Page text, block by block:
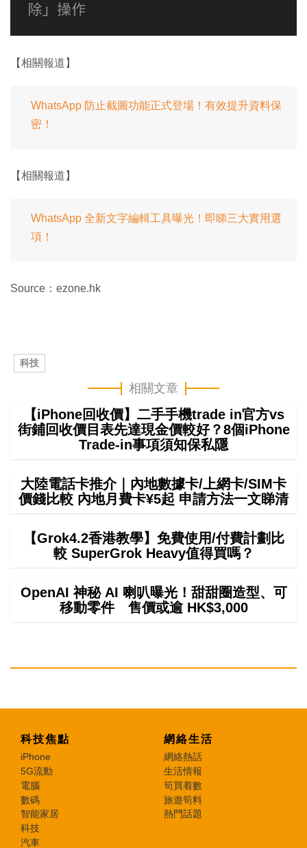
【相關報道】
WhatsApp 防止截圖功能正式登場！有效提升資料保
密！
【相關報道】
WhatsApp 全新文字編輯工具曝光！即睇三大實用選
項！
Source：ezone.hk
科技
相關文章
【iPhone回收價】二手手機trade in官方vs
街鋪回收價目表先達現金價較好？8個iPhone
Trade-in事項須知保私隱
大陸電話卡推介｜內地數據卡/上網卡/SIM卡
價錢比較 內地月費卡¥5起 申請方法一文睇清
【Grok4.2香港教學】免費使用/付費計劃比
較 SuperGrok Heavy值得買嗎？
OpenAI 神秘 AI 喇叭曝光！甜甜圈造型、可
移動零件 售價或逾 HK$3,000
科技焦點
iPhone
5G流動
電腦
數碼
智能家居
科技
汽車
網絡生活
網絡熱話
生活情報
筍買着數
旅遊筍料
熱門話題